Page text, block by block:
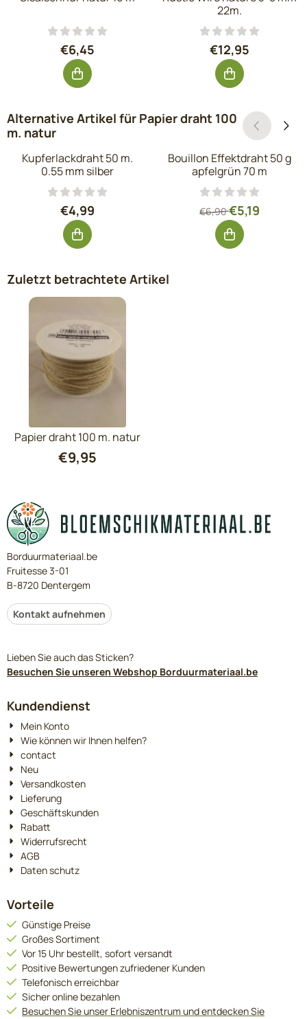
Preis: 6,45, ohne MwSt.: 5,33
€6,45
22m.
Preis: 12,95,
€12,95
Alternative Artikel für Papier draht 100
m. natur
Kupferlackdraht 50 m.
0.55 mm silber
Preis: 4,99, ohne MwSt.: 4,12
€4,99
Bouillon Effektdraht 50 g
apfelgrün 70 m
Von 6,90 für
€6,90€5,19
Zuletzt betrachtete Artikel
Papier draht 100 m. natur
€9,95
Borduurmateriaal.be
Fruitesse 3-01
B-8720 Dentergem
Kontakt aufnehmen
Lieben Sie auch das Sticken?
Besuchen Sie unseren Webshop Borduurmateriaal.be
Kundendienst
Mein Konto
Wie können wir Ihnen helfen?
contact
Neu
Versandkosten
Lieferung
Geschäftskunden
Rabatt
Widerrufsrecht
AGB
Daten schutz
Vorteile
Günstige Preise
Großes Sortiment
Vor 15 Uhr bestellt, sofort versandt
Positive Bewertungen zufriedener Kunden
Telefonisch erreichbar
Sicher online bezahlen
Besuchen Sie unser Erlebniszentrum und entdecken Sie